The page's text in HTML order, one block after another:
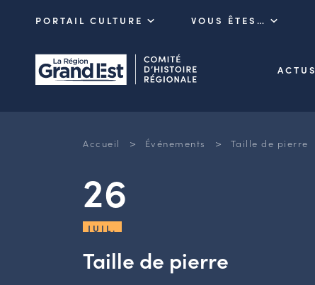
PORTAIL CULTURE VOUS ÊTES…
ACTUS
Accueil > Événements > Taille de pierre
26
JUIL.
Taille de pierre